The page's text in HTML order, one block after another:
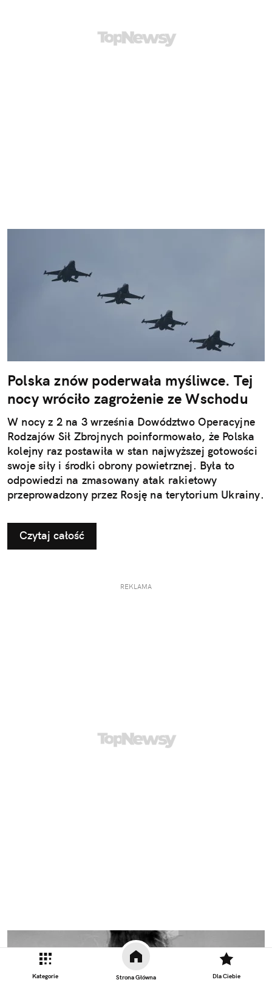
Kategorie Strona Główna Dla Ciebie
Polska znów poderwała myśliwce. Tej
nocy wróciło zagrożenie ze Wschodu
W nocy z 2 na 3 września Dowództwo Operacyjne
Rodzajów Sił Zbrojnych poinformowało, że Polska
kolejny raz postawiła w stan najwyższej gotowości
swoje siły i środki obrony powietrznej. Była to
odpowiedzi na zmasowany atak rakietowy
przeprowadzony przez Rosję na terytorium Ukrainy.
Czytaj całość
REKLAMA